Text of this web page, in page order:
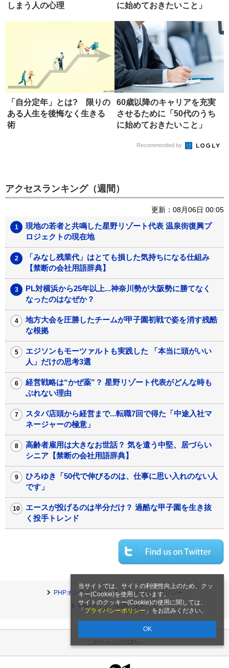
当サイトでは、サイトの利便性向上のため、クッ
キー(Cookie)を使用しています。
サイトのクッキー(Cookie)の使用に関しては、
「 プライバシーポリシー 」をお読みください。
OK
しまう人の心理
に始めておきたいこと」
「自分定年」とは? 限りの
ある人生を後悔なく生きる
術
60歳以降のキャリアを充実
させるために「50代のうち
に始めておきたいこと」
Recommended by
アクセスランキング（週間）
更新：08月06日 00:05
現地の若者と共鳴した星野リゾート代表 温泉街復興プ
ロジェクトの現在地
「みなし残業代」はとても損した気持ちになる仕組み
【禁断の会社用語辞典】
PL対横浜から25年以上...神奈川勢が大阪勢に勝てなく
なったのはなぜか？
地方大会を圧勝したチームが甲子園初戦で姿を消す残酷
な根拠
エジソンもモーツァルトも実践した 「本当に頭がいい
人」だけの思考3選
経営戦略は“かぜ薬”？ 星野リゾート代表がどんな時も
ぶれない理由
スタバ店頭から経営まで...転職7回で得た「中途入社マ
ネージャーの極意」
高齢者雇用は大きなお世話？ 気を遣う中堅、居づらい
シニア【禁断の会社用語辞典】
ひろゆき「50代で伸びるのは、仕事に思い入れのない人
です」
エースが投げるのは半分だけ？ 過酷な甲子園を生き抜
く投手トレンド
PHPオンラインとは
プライバシーポリシー
Webサイトご利用にあたって
このページのTOPへ